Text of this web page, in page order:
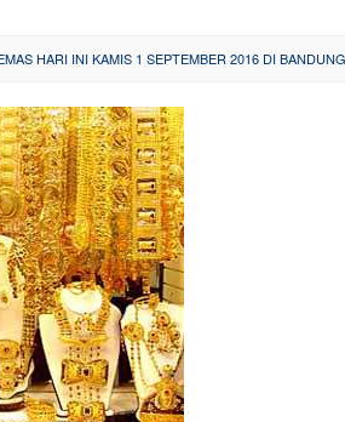
HARI INI KAMIS 1 SEPTEMBER 2016 DI